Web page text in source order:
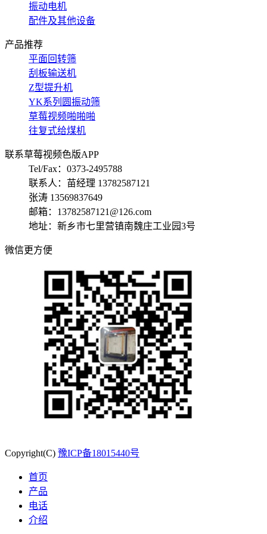
振动电机
配件及其他设备
产品推荐
平面回转筛
刮板输送机
Z型提升机
YK系列圆振动筛
草莓视频啪啪啪
往复式给煤机
联系草莓视频色版APP
Tel/Fax：0373-2495788
联系人：苗经理 13782587121
张涛 13569837649
邮箱：13782587121@126.com
地址：新乡市七里营镇南魏庄工业园3号
微信更方便
Copyright(C) 豫ICP备18015440号
首页
产品
电话
介绍